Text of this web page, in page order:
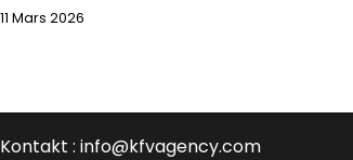
11 Mars 2026
Kontakt : info@kfvagency.com